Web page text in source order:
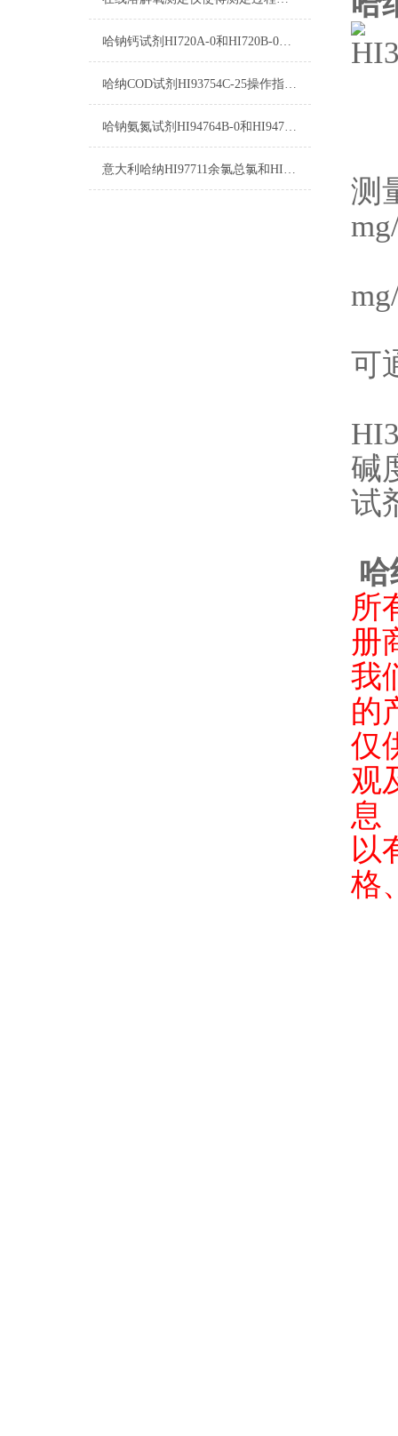
哈钠钙试剂HI720A-0和HI720B-0使用方法
哈纳COD试剂HI93754C-25操作指南及测量标准
哈钠氨氮试剂HI94764B-0和HI94764-0测量原理
意大利哈纳HI97711余氯总氯和HI96711余氯总氯的区别
测
可
碱
试
所
册
我
的
仅
观
息
以
格